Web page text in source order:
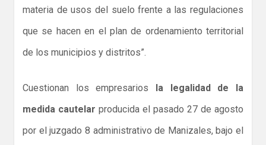
materia de usos del suelo frente a las regulaciones
que se hacen en el plan de ordenamiento territorial
de los municipios y distritos”.
Cuestionan los empresarios la legalidad de la
medida cautelar producida el pasado 27 de agosto
por el juzgado 8 administrativo de Manizales, bajo el